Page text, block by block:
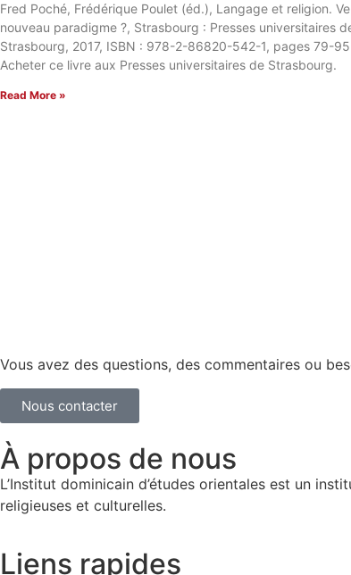
Fred Poché, Frédérique Poulet (éd.), Langage et religion.
nouveau paradigme ?, Strasbourg : Presses universitaires
Strasbourg, 2017, ISBN : 978-2-86820-542-1, pages 79-
Acheter ce livre aux Presses universitaires de Strasbourg.
Read More »
Vous avez des questions, des commentaires ou
Nous contacter
À propos de nous
L’Institut dominicain d’études orientales est un
religieuses et culturelles.
Liens rapides